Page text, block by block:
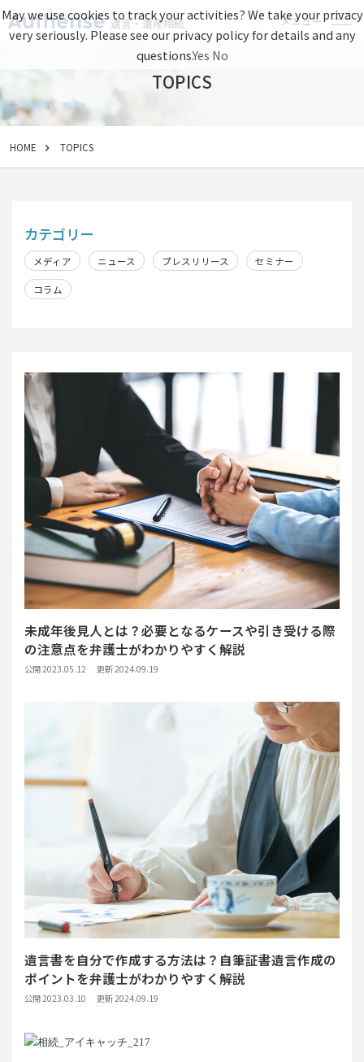
メニュー
遺言・遺産相続
TOPICS
HOME TOPICS
カテゴリー
メディア ニュース プレスリリース セミナー
コラム
未成年後見人とは？必要となるケースや引き受ける際
の注意点を弁護士がわかりやすく解説
公開 2023.05.12 更新 2024.09.19
遺言書を自分で作成する方法は？自筆証書遺言作成の
ポイントを弁護士がわかりやすく解説
公開 2023.03.10 更新 2024.09.19
May we use cookies to track your activities? We take your privacy
very seriously. Please see our privacy policy for details and any
questions.Yes No